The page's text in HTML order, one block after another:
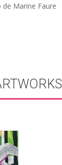
de Marine Faure